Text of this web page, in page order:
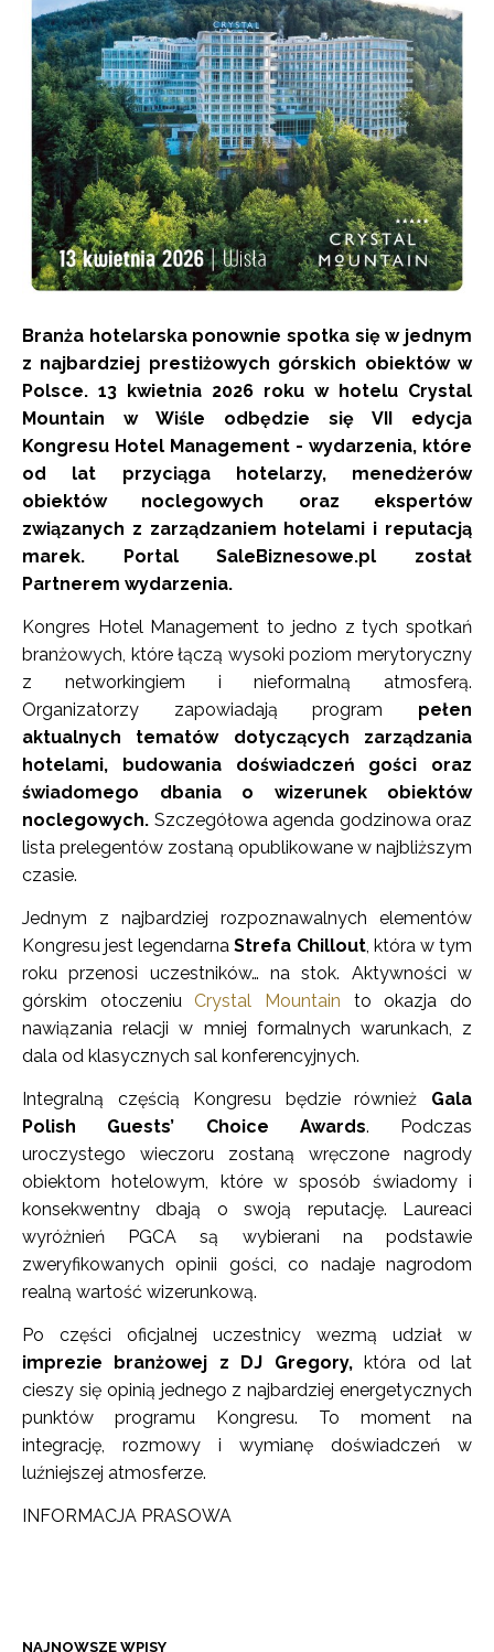
Branża hotelarska ponownie spotka się w jednym
z najbardziej prestiżowych górskich obiektów w
Polsce. 13 kwietnia 2026 roku w hotelu Crystal
Mountain w Wiśle odbędzie się VII edycja
Kongresu Hotel Management - wydarzenia, które
od lat przyciąga hotelarzy, menedżerów
obiektów noclegowych oraz ekspertów
związanych z zarządzaniem hotelami i reputacją
marek. Portal SaleBiznesowe.pl został
Partnerem wydarzenia.
Kongres Hotel Management to jedno z tych spotkań
branżowych, które łączą wysoki poziom merytoryczny
z networkingiem i nieformalną atmosferą.
Organizatorzy zapowiadają program pełen
aktualnych tematów dotyczących zarządzania
hotelami, budowania doświadczeń gości oraz
świadomego dbania o wizerunek obiektów
noclegowych. Szczegółowa agenda godzinowa oraz
lista prelegentów zostaną opublikowane w najbliższym
czasie.
Jednym z najbardziej rozpoznawalnych elementów
Kongresu jest legendarnaStrefa Chillout, która w tym
roku przenosi uczestników… na stok. Aktywności w
górskim otoczeniu Crystal Mountain to okazja do
nawiązania relacji w mniej formalnych warunkach, z
dala od klasycznych sal konferencyjnych.
Integralną częścią Kongresu będzie również Gala
Polish Guests’ Choice Awards. Podczas
uroczystego wieczoru zostaną wręczone nagrody
obiektom hotelowym, które w sposób świadomy i
konsekwentny dbają o swoją reputację. Laureaci
wyróżnień PGCA są wybierani na podstawie
zweryfikowanych opinii gości, co nadaje nagrodom
realną wartość wizerunkową.
Po części oficjalnej uczestnicy wezmą udział w
imprezie branżowej z DJ Gregory,która od lat
cieszy się opinią jednego z najbardziej energetycznych
punktów programu Kongresu. To moment na
integrację, rozmowy i wymianę doświadczeń w
luźniejszej atmosferze.
INFORMACJA PRASOWA
NAJNOWSZE WPISY